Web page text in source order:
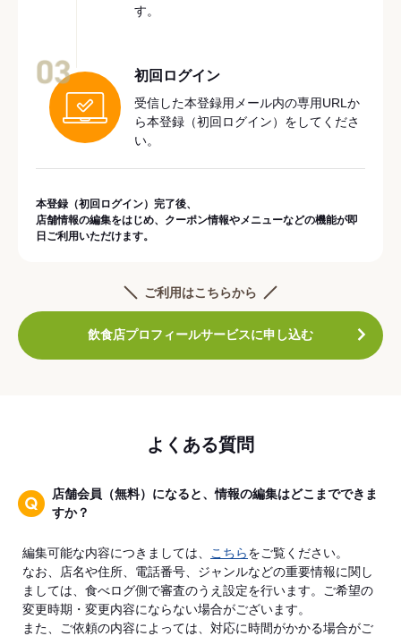
す。
初回ログイン
受信した本登録用メール内の専用URLか
ら本登録（初回ログイン）をしてくださ
い。
本登録（初回ログイン）完了後、
店舗情報の編集をはじめ、クーポン情報やメニューなどの機能が即
日ご利用いただけます。
ご利用はこちらから
飲食店プロフィールサービスに申し込む
よくある質問
店舗会員（無料）になると、情報の編集はどこまでできま
すか？
編集可能な内容につきましては、 こちらをご覧ください。
なお、店名や住所、電話番号、ジャンルなどの重要情報に関し
ましては、食べログ側で審査のうえ設定を行います。ご希望の
変更時期・変更内容にならない場合がございます。
また、ご依頼の内容によっては、対応に時間がかかる場合がご